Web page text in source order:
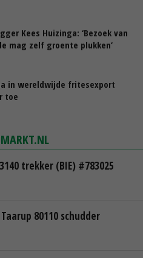
Kees Huizinga: ‘Bezoek van
mag zelf groente plukken’
in wereldwijde fritesexport
toe
MARKT.NL
trekker (BIE) #783025
80110 schudder